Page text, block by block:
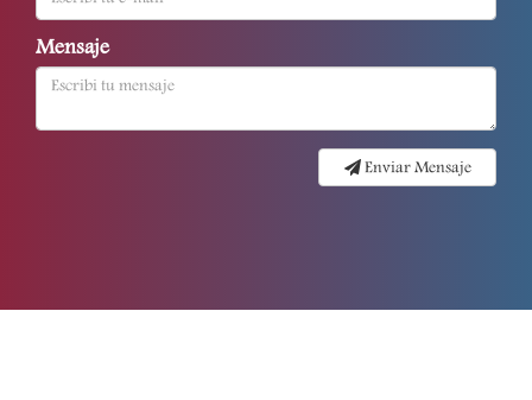
Mensaje
Enviar Mensaje